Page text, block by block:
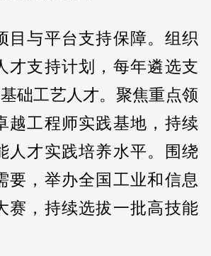
目与平台支持保障。组织
才支持计划，每年遴选支
础工艺人才。聚焦重点领
越工程师实践基地，持续
人才实践培养水平。围绕
要，举办全国工业和信息
赛，持续选拔一批高技能